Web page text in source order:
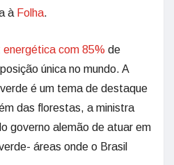
à Folha.
energética com 85% de
única no mundo. A
é um tema de destaque
das florestas, a ministra
governo alemão de atuar em
áreas onde o Brasil